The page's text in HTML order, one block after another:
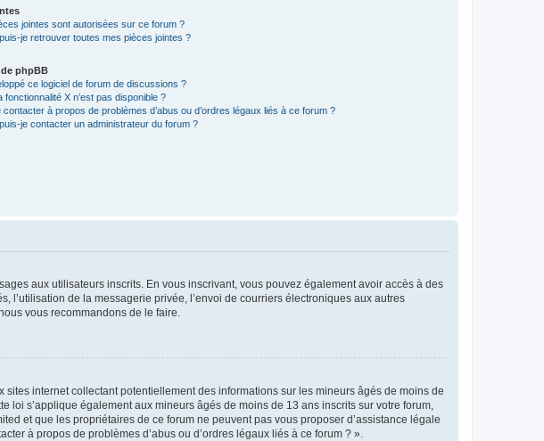
jointes sont autorisées sur ce forum ?
je retrouver toutes mes pièces jointes ?
phpBB
ce logiciel de forum de discussions ?
fonctionnalité X n’est pas disponible ?
contacter à propos de problèmes d’abus ou d’ordres légaux liés à ce forum ?
je contacter un administrateur du forum ?
aux utilisateurs inscrits. En vous inscrivant, vous pouvez également avoir accès à des
l’utilisation de la messagerie privée, l’envoi de courriers électroniques aux autres
vous recommandons de le faire.
internet collectant potentiellement des informations sur les mineurs âgés de moins de
s’applique également aux mineurs âgés de moins de 13 ans inscrits sur votre forum,
et que les propriétaires de ce forum ne peuvent pas vous proposer d’assistance légale
à propos de problèmes d’abus ou d’ordres légaux liés à ce forum ? ».